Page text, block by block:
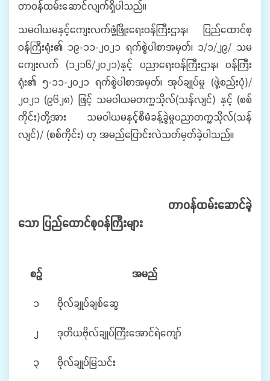
တာဝန်ထမ်းဆောင်လျက်ရှိပါသည်။
သမဝါယမနှင့်ကျေးလက်ဖွံ့ဖြိုးရေးဝန်ကြီးဌာန၊ ပြည်ထောင်စု
ဝန်ကြီးရုံး၏ ၁၉-၁၁-၂၀၂၁ ရက်စွဲပါစာအမှတ်၊ ၁/၁/၂၉/ သမ
ကျေးလက် (၁၂၁၆/၂၀၂၁)နှင့် ပညာရေးဝန်ကြီးဌာန၊ ဝန်ကြီး
ရုံး၏ ၅-၁၁-၂၀၂၁ ရက်စွဲပါစာအမှတ်၊ အုပ်ချုပ်မှု (ဖွဲ့စည်းပုံ)/
၂၀၂၁ (၉၆၂၈) ဖြင့် သမဝါယမတက္ကသိုလ်(သန်လျင်) နှင့် (စစ်
ကိုင်း)တို့အား သမဝါယမနှင့်စီမံခန့်ခွဲမှုပညာတက္ကသိုလ်(သန်
လျင်)/ (စစ်ကိုင်း) ဟု အမည်ပြောင်းလဲသတ်မှတ်ခဲ့ပါသည်။
တာဝန်ထမ်းဆောင်ခဲ့
သော ပြည်ထောင်စုဝန်ကြီးများ
စဉ် အမည်
၁ ဗိုလ်ချုပ်ချစ်ဆွေ
၂ ဒုတိယဗိုလ်ချုပ်ကြီးအောင်ရဲကျော်
၃ ဗိုလ်ချုပ်မြသင်း